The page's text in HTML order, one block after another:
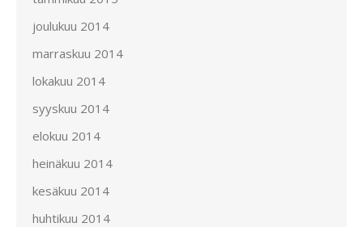
joulukuu 2014
marraskuu 2014
lokakuu 2014
syyskuu 2014
elokuu 2014
heinäkuu 2014
kesäkuu 2014
huhtikuu 2014